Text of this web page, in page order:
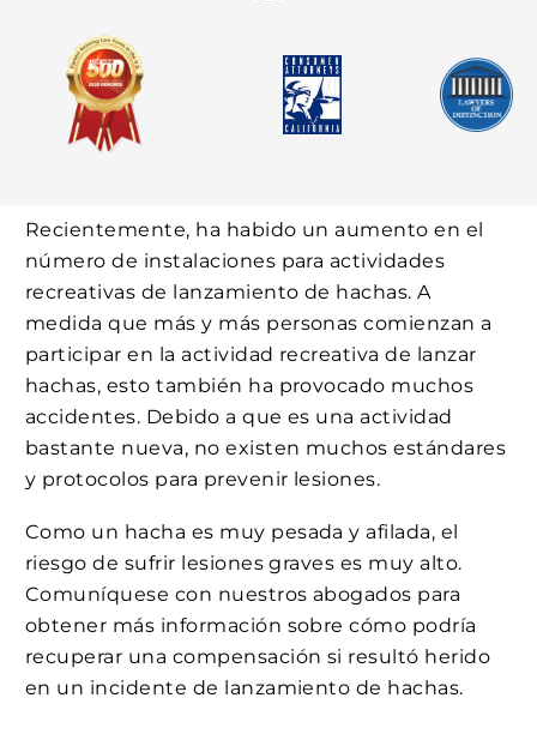
Recientemente, ha habido un aumento en el
número de instalaciones para actividades
recreativas de lanzamiento de hachas. A
medida que más y más personas comienzan a
participar en la actividad recreativa de lanzar
hachas, esto también ha provocado muchos
accidentes. Debido a que es una actividad
bastante nueva, no existen muchos estándares
y protocolos para prevenir lesiones.
Como un hacha es muy pesada y afilada, el
riesgo de sufrir lesiones graves es muy alto.
Comuníquese con nuestros abogados para
obtener más información sobre cómo podría
recuperar una compensación si resultó herido
en un incidente de lanzamiento de hachas.